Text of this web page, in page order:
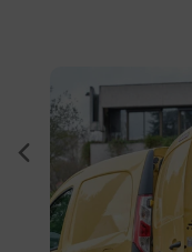
En savoir plus